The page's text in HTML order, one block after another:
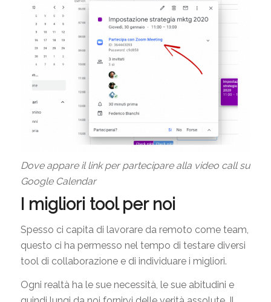
Dove appare il link per partecipare alla video call su
Google Calendar
I migliori tool per noi
Spesso ci capita di lavorare da remoto come team,
questo ci ha permesso nel tempo di testare diversi
tool di collaborazione e di individuare i migliori.
Ogni realtà ha le sue necessità, le sue abitudini e